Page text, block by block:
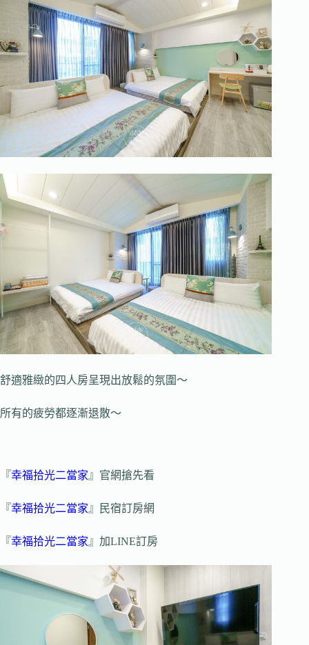
舒適雅緻的四人房呈現出放鬆的氛圍～
所有的疲勞都逐漸退散～
『幸福拾光二當家 』官網搶先看
『幸福拾光二當家 』民宿訂房網
『幸福拾光二當家 』加LINE訂房